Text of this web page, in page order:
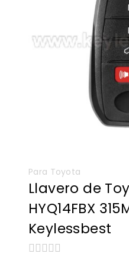
Para Toyota
Llavero de
HYQ14FBX
Keylessbest